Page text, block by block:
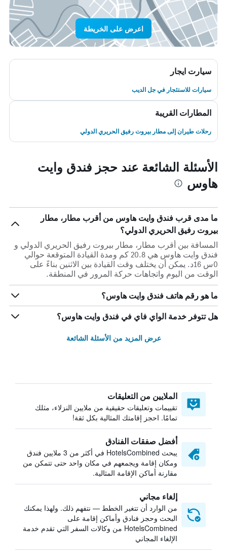
اعرض على الخريطة
سيارت ايجار
سيارات للاستئجار في جل الديب
المطارات القريبة
رحلات طيران إلى مطار بيروت رفيق الحريري الدولي
الأسئلة الشائعة عند حجز فندق وايت
هاوس
ما مدى قرب فندق وايت هاوس من أقرب مطار، مطار
بيروت رفيق الحريري الدولي؟
المسافة بين أقرب مطار، مطار بيروت رفيق الحريري الدولي و
فندق وايت هاوس هي 20.8 كم ومدة القيادة المتوقعة حوالي
0س 16د. يمكن أن يختلف وقت القيادة بين الاثنين بناءً على
الوقت من اليوم واتجاهات حركة المرور في المنطقة.
ما هو رقم هاتف فندق وايت هاوس؟
هل تتوفر خدمة الواي فاي في فندق وايت هاوس؟
عرض المزيد من الأسئلة الشائعة
الملايين من التعليقات
تقييمات وتعليقات حقيقية من ملايين النزلاء، مثلك
تمامًا. احجز إقامتك المثالية بكل ثقة!
أفضل صفقات الفنادق
يبحث HotelsCombined في أكثر من 3 ملايين فندق
ومكان إقامة ويجمعهم في مكان واحد حتى تتمكن من
مقارنة أماكن الإقامة المثالية.
إلغاء مجاني
من الوارد أن تتغير الخطط — نتفهم ذلك. ولهذا يمكنك
البحث وحجز فنادق وأماكن إقامة على
HotelsCombined من وكالات السفر التي تقدم خدمة
الإلغاء المجاني